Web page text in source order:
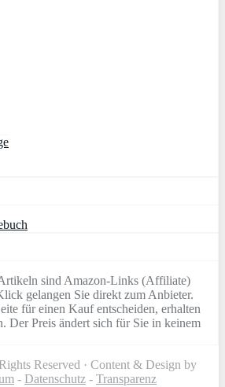
sind Amazon-Links (Affiliate)
gelangen Sie direkt zum Anbieter.
für einen Kauf entscheiden, erhalten
Der Preis ändert sich für Sie in keinem
Reserved · Content & Design by
- Datenschutz - Transparenz